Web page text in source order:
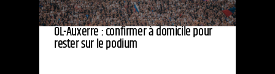
OL-Auxerre : confirmer à domicile pour
rester sur le podium